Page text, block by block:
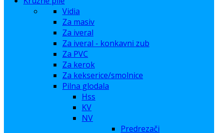
Vidia
Za masiv
Za iveral
Za iveral - konkavni zub
Za PVC
Za kerok
Za kekserice/smolnice
Pilna glodala
Hss
KV
NV
Predrezači